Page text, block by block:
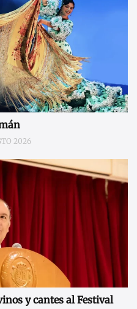
2026
y cantes al Festival